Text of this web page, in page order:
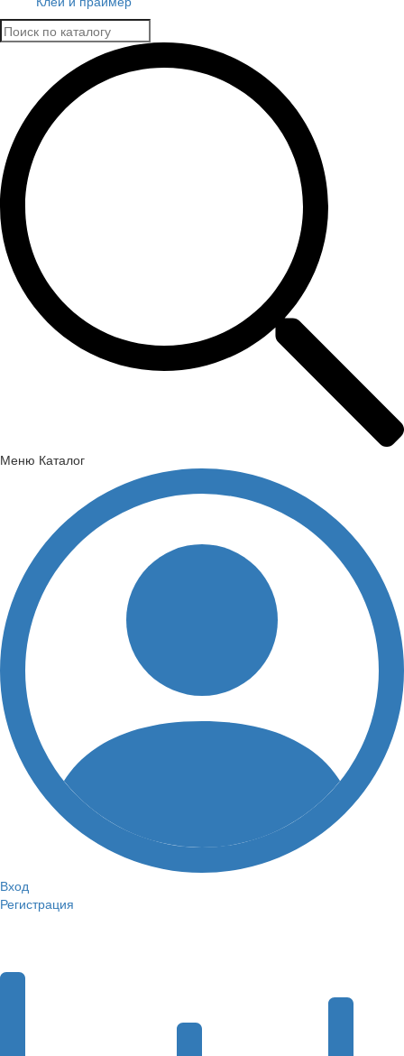
Меню Каталог
Вход
Регистрация